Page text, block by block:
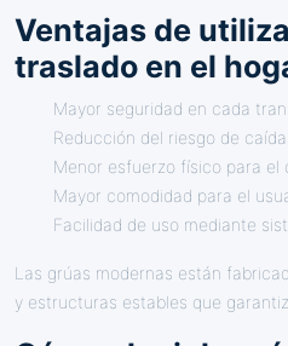
Ventajas de
traslado en el
Mayor seguridad en cada
Reducción del riesgo de
Menor esfuerzo físico para el
Mayor comodidad para el
Facilidad de uso mediante
Las grúas modernas están
y estructuras estables que